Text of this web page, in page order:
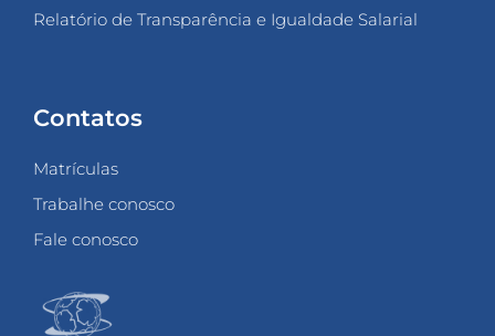
Relatório de Transparência e Igualdade Salarial
Contatos
Matrículas
Trabalhe conosco
Fale conosco